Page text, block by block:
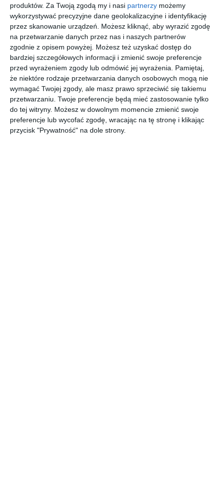
produktów. Za Twoją zgodą my i nasi partnerzy możemy
wykorzystywać precyzyjne dane geolokalizacyjne i identyfikację
przez skanowanie urządzeń. Możesz kliknąć, aby wyrazić zgodę
na przetwarzanie danych przez nas i naszych partnerów
zgodnie z opisem powyżej. Możesz też uzyskać dostęp do
bardziej szczegółowych informacji i zmienić swoje preferencje
przed wyrażeniem zgody lub odmówić jej wyrażenia. Pamiętaj,
że niektóre rodzaje przetwarzania danych osobowych mogą nie
wymagać Twojej zgody, ale masz prawo sprzeciwić się takiemu
przetwarzaniu. Twoje preferencje będą mieć zastosowanie tylko
do tej witryny. Możesz w dowolnym momencie zmienić swoje
preferencje lub wycofać zgodę, wracając na tę stronę i klikając
przycisk "Prywatność" na dole strony.
Duży pokój dziecięcy
na poddaszu z
turkusowym kolorem
ścian
Dodaj do ulubionych
Pokój młodzieżowy na
poddaszu z oknami
dachowymi